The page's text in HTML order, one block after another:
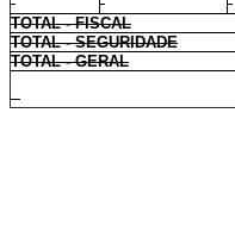
TOTAL - FISCAL
TOTAL - SEGURIDADE
TOTAL - GERAL